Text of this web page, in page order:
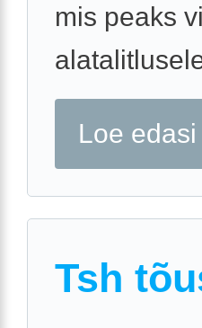
mis peaks
Loe edasi
Tsh